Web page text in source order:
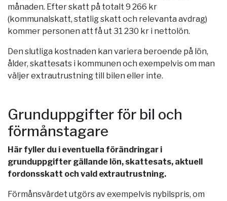
månaden. Efter skatt på totalt 9 266 kr
(kommunalskatt, statlig skatt och relevanta avdrag)
kommer personen att få ut 31 230 kr i nettolön.
Den slutliga kostnaden kan variera beroende på lön,
ålder, skattesats i kommunen och exempelvis om man
väljer extrautrustning till bilen eller inte.
Grunduppgifter för bil och
förmånstagare
Här fyller du i eventuella förändringar i
grunduppgifter gällande lön, skattesats, aktuell
fordonsskatt och vald extrautrustning.
Förmånsvärdet utgörs av exempelvis nybilspris, om